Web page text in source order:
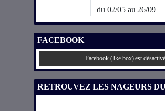
du 02/05 au 26/09
FACEBOOK
Facebook (like box) est
RETROUVEZ LES NAGEURS